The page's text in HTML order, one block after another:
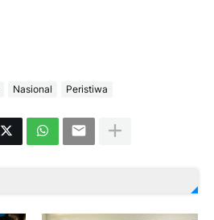
Nasional Peristiwa